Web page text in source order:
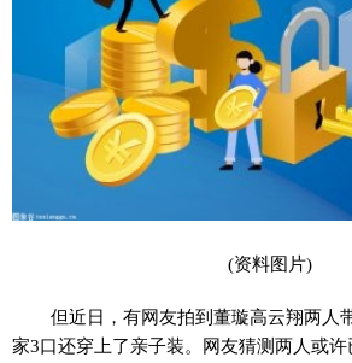
(资料图片)
但近日，有网友拍到董璇高云翔两人
家3口还穿上了亲子装。网友猜测两人或